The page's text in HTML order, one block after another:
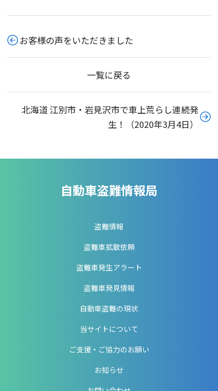
お客様の声をいただきました
一覧に戻る
北海道 江別市・岩見沢市で車上荒らし連続発
生！（2020年3月4日）
自動車盗難情報局
盗難情報
盗難車拡散依頼
盗難車発生アラート
盗難車発見情報
自動車盗難の現状
当サイトについて
ご支援・ご協力のお願い
お知らせ